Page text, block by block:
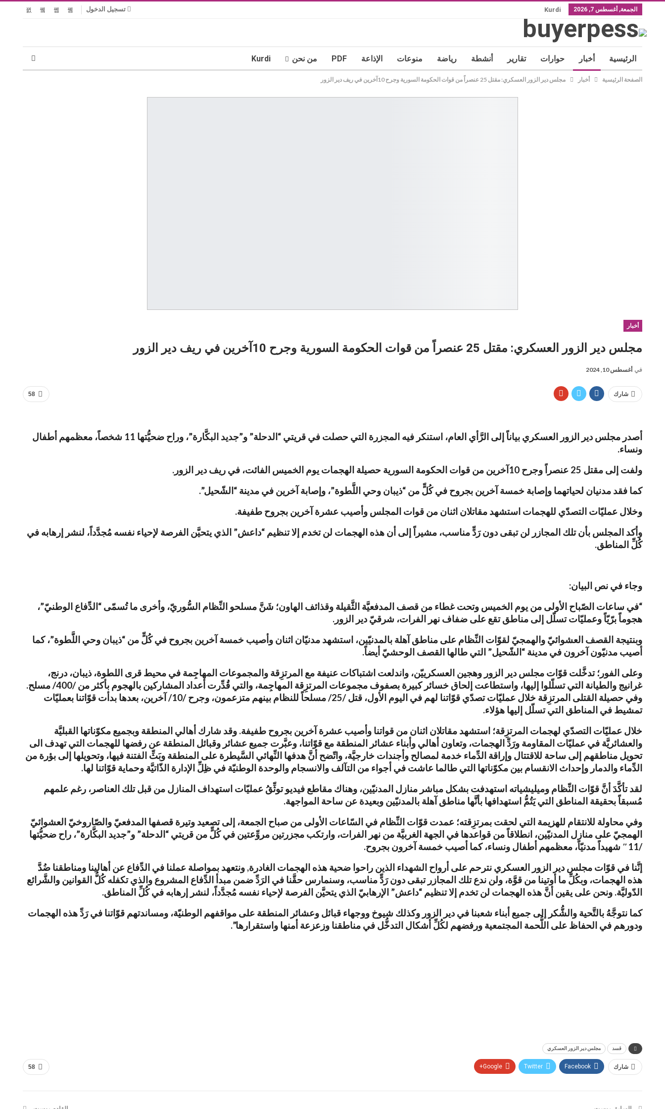
تسجيل الدخول الجمعة, أغسطس 7, 2026 Kurdi
الرئيسية أخبار حوارات تقارير أنشطة رياضة منوعات الإذاعة PDF من نحن Kurdi
الصفحة الرئيسية أخبار مجلس دير الزور العسكري: مقتل 25 عنصراً من قوات الحكومة السورية وجرح 10آخرين في ريف دير الزور
أخبار
مجلس دير الزور العسكري: مقتل 25 عنصراً من قوات الحكومة السورية وجرح 10آخرين في ريف دير الزور
في أغسطس 10, 2024
58 شارك
أصدر مجلس دير الزور العسكري بياناً إلى الرَّأي العام، استنكر فيه المجزرة التي حصلت في قريتي “الدحلة” و”جديد البكَّارة”، وراح ضحيُّتها 11 شخصاً، معظمهم أطفال
ونساء.
ولفت إلى مقتل 25 عنصراً وجرح 10آخرين من قوات الحكومة السورية حصيلة الهجمات يوم الخميس الفائت، في ريف دير الزور.
كما فقد مدنيان لحياتهما وإصابة خمسة آخرين بجروح في كُلٍّ من “ذيبان وحي اللَّطوة”، وإصابة آخرين في مدينة “الشّحيل”.
وخلال عمليّات التصدّي للهجمات استشهد مقاتلان اثنان من قوات المجلس وأصيب عشرة آخرين بجروح طفيفة.
وأكد المجلس بأن تلك المجازر لن تبقى دون رَدٍّ مناسب، مشيراً إلى أن هذه الهجمات لن تخدم إلا تنظيم “داعش” الذي يتحيَّن الفرصة لإحياء نفسه مُجدَّداً، لنشر إرهابه في
كُلِّ المناطق.
وجاء في نص البيان:
“في ساعات الصّباح الأولى من يوم الخميس وتحت غطاء من قصف المدفعيَّة الثَّقيلة وقذائف الهاون؛ شَنَّ مسلحو النِّظام السُّوريّ، وأخرى ما تُسمّى “الدِّفاع الوطنيّ”،
هجوماً برّيّاً وعمليّات تسلّل إلى مناطق تقع على ضفاف نهر الفرات، شرقيّ دير الزور.
وبنتيجة القصف العشوائيّ والهمجيّ لقوّات النِّظام على مناطق آهلة بالمدنيّين، استشهد مدنيّان اثنان وأصيب خمسة آخرين بجروح في كُلٍّ من “ذيبان وحي اللَّطوة”، كما
أصيب مدنيّون آخرون في مدينة “الشّحيل” التي طالها القصف الوحشيّ أيضاً.
وعلى الفور؛ تدخَّلت قوّات مجلس دير الزور وهجين العسكرييّن، واندلعت اشتباكات عنيفة مع المرتزِقة والمجموعات المهاجِمة في محيط قرى اللطوة، ذيبان، درنج،
غرانيج والطيانة التي تسلّلوا إليها، واستطاعت إلحاق خسائر كبيرة بصفوف مجموعات المرتزِقة المهاجِمة، والتي قُدِّرت أعداد المشاركين بالهجوم بأكثر من /400/ مسلح.
وفي حصيلة القتلى المرتزِقة خلال عمليّات تصدّي قوّاتنا لهم في اليوم الأول، قتل /25/ مسلحاً للنظام بينهم متزعمون، وجرح /10/ آخرين، بعدها بدأت قوّاتنا بعمليّات
تمشيط في المناطق التي تسلّل إليها هؤلاء.
خلال عمليّات التصدّي لهجمات المرتزِقة؛ استشهد مقاتلان اثنان من قواتنا وأصيب عشرة آخرين بجروح طفيفة. وقد شارك أهالي المنطقة وبجميع مكوّناتها القبليَّة
والعشائريَّة في عمليّات المقاومة ورَدِّ الهجمات، وتعاون أهالي وأبناء عشائر المنطقة مع قوّاتنا، وعبَّرت جميع عشائر وقبائل المنطقة عن رفضها للهجمات التي تهدف الى
تحويل مناطقهم إلى ساحة للاقتتال وإراقة الدِّماء خدمة لمصالح وأجندات خارجيَّة، واتّضح أنَّ هدفها النِّهائي السَّيطرة على المنطقة وبَثِّ الفتنة فيها، وتحويلها إلى بؤرة من
الدِّماء والدمار وإحداث الانقسام بين مكوّناتها التي طالما عاشت في أجواء من التآلف والانسجام والوحدة الوطنيّة في ظِلِّ الإدارة الذّاتيَّة وحماية قوّاتنا لها.
لقد تأكَّدَ أنَّ قوّات النِّظام وميليشياته استهدفت بشكل مباشر منازل المدنيّين، وهناك مقاطع فيديو توثِّقُ عمليّات استهداف المنازل من قبل تلك العناصر، رغم علمهم
مُسبقاً بحقيقة المناطق التي يَتُمُّ استهدافها بأنَّها مناطق آهلة بالمدنيّين وبعيدة عن ساحة المواجهة.
وفي محاولة للانتقام للهزيمة التي لحقت بمرتزِقته؛ عمدت قوّات النِّظام في السّاعات الأولى من صباح الجمعة، إلى تصعيد وتيرة قصفها المدفعيّ والصّاروخيّ العشوائيّ
الهمجيّ على منازل المدنيّين، انطلاقاً من قواعدها في الجهة الغربيَّة من نهر الفرات، وارتكب مجزرتين مروِّعتين في كُلٍّ من قريتي “الدحلة” و”جديد البكَّارة”، راح ضحيُّتها
/11″ شهيداً مدنيّاً، معظمهم أطفال ونساء، كما أصيب خمسة آخرون بجروح.
إنَّنا في قوّات مجلس دير الزور العسكري نترحم على أرواح الشهداء الذين راحوا ضحية هذه الهجمات الغادرة, ونتعهد بمواصلة عملنا في الدِّفاع عن أهالينا ومناطقنا ضُدَّ
هذه الهجمات، وبكُلِّ ما أوتينا من قوَّة، ولن ندع تلك المجازر تبقى دون رَدٍّ مناسب، وسنمارس حقَّنا في الرَدِّ ضمن مبدأ الدِّفاع المشروع والذي تكفله كُلُّ القوانين والشَّرائع
الدّوليَّة. ونحن على يقين أنَّ هذه الهجمات لن تخدم إلا تنظيم “داعش” الإرهابيّ الذي يتحيَّن الفرصة لإحياء نفسه مُجدَّداً، لنشر إرهابه في كُلِّ المناطق.
كما نتوجَّهُ بالتَّحية والشُّكر إلى جميع أبناء شعبنا في دير الزور وكذلك شيوخ ووجهاء قبائل وعشائر المنطقة على مواقفهم الوطنيّة، ومساندتهم قوّاتنا في رَدِّ هذه الهجمات
ودورهم في الحفاظ على اللُّحمة المجتمعية ورفضهم لكُلِّ أشكال التدخُّل في مناطقنا وزعزعة أمنها واستقرارها”.
قسد مجلس دير الزور العسكري
58 شارك Facebook
Twitter
Google+